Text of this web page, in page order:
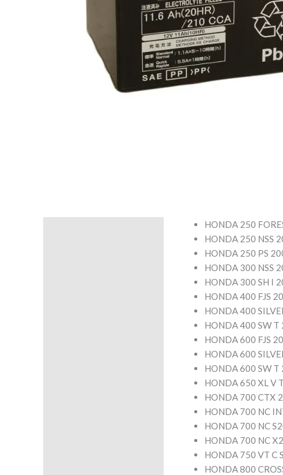
HONDA 250
HONDA 250 NSS
HONDA 250 PS
HONDA 300 NSS
HONDA 300 SH I
HONDA 400 FJS
HONDA 400
HONDA 400 SW
HONDA 600 FJS
HONDA 600
HONDA 600 SW
HONDA 650 XL V
HONDA 700 CTX
HONDA 700 NC
HONDA 700 NC
HONDA 700 NC
HONDA 750 VT C
HONDA 800